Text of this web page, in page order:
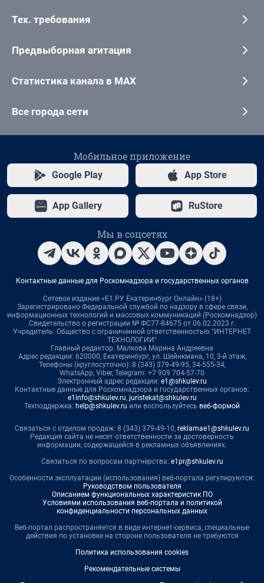
Тех. требования
Предвыборная агитация
Статистика канала в MAX
Все города сети
Мобильное приложение
Google Play App Store
App Gallery RuStore
Мы в соцсетях
Контактные данные для Роскомнадзора и государственных органов
Сетевое издание «Е1.РУ Екатеринбург Онлайн» (18+)
Зарегистрировано Федеральной службой по надзору в сфере связи,
информационных технологий и массовых коммуникаций (Роскомнадзор)
Свидетельство о регистрации № ФС77-84675 от 06.02.2023 г.
Учредитель: Общество с ограниченной ответственностью "ИНТЕРНЕТ
ТЕХНОЛОГИИ"
Главный редактор: Малкова Марина Андреевна
Адрес редакции: 620000, Екатеринбург, ул. Шейнкмана, 10, 3-й этаж,
Телефоны (круглосуточно): 8 (343) 379-49-95, 34-555-34,
WhatsApp, Viber, Telegram: +7 909 704-57-70
Электронный адрес редакции: e1@shkulev.ru
Контактные данные для Роскомнадзора и государственных органов:
e1info@shkulev.ru, juristekat@shkulev.ru
Техподдержка: help@shkulev.ru или воспользуйтесь веб-формой
Связаться с отделом продаж: 8 (343) 379-49-10, reklamae1@shkulev.ru
Редакция сайта не несет ответственности за достоверность
информации, содержащейся в рекламных объявлениях.
Связаться по вопросам партнёрства: e1pr@shkulev.ru
Особенности эксплуатации (использования) веб-портала регулируются:
Руководством пользователя
Описанием функциональных характеристик ПО
Условиями использования веб-портала и политикой
конфиденциальности персональных данных
Веб-портал распространяется в виде интернет-сервиса, специальные
действия по установке на стороне пользователя не требуются
Политика использования cookies
Рекомендательные системы